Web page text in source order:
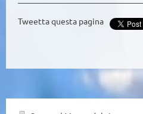
Tweetta questa pagina